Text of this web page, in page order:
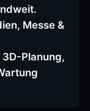
Messe &
Planung,